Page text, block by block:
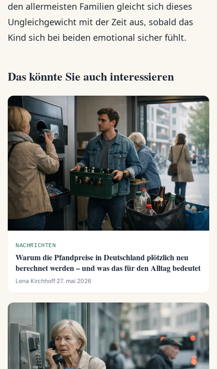
den allermeisten Familien gleicht sich dieses
Ungleichgewicht mit der Zeit aus, sobald das
Kind sich bei beiden emotional sicher fühlt.
Das könnte Sie auch interessieren
NACHRICHTEN
Warum die Pfandpreise in Deutschland plötzlich neu
berechnet werden – und was das für den Alltag bedeutet
Lena Kirchhoff·27. mai 2026